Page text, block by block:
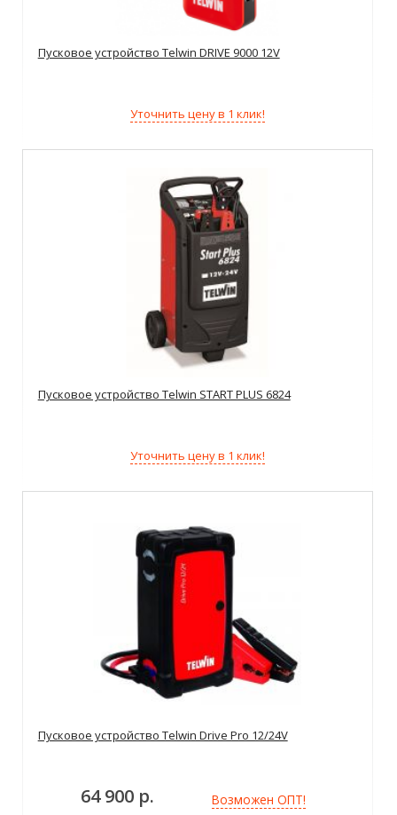
Пусковое устройство Telwin DRIVE 9000 12V
Уточнить цену в 1 клик!
Пусковое устройство Telwin START PLUS 6824
Уточнить цену в 1 клик!
Пусковое устройство Telwin Drive Pro 12/24V
64 900 р. Возможен ОПТ!